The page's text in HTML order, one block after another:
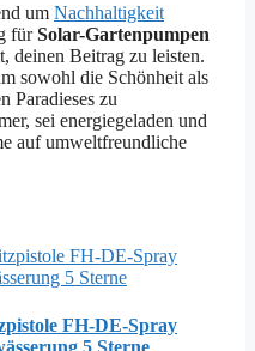
um Nachhaltigkeit
fürSolar-Gartenpumpen
deinen Beitrag zu leisten.
sowohl die Schönheit als
Paradieses zu
sei energiegeladen und
auf umweltfreundliche
FH-DE-Spray
5 Sterne